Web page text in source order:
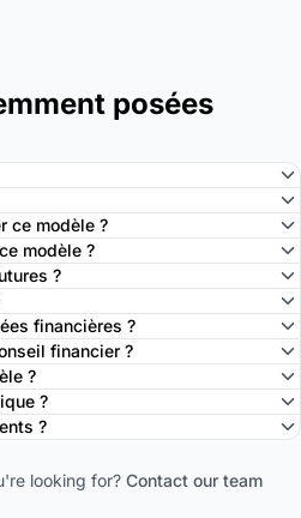
posées
ce modèle ?
modèle ?
?
financières ?
financier ?
?
?
?
looking for? Contact our team